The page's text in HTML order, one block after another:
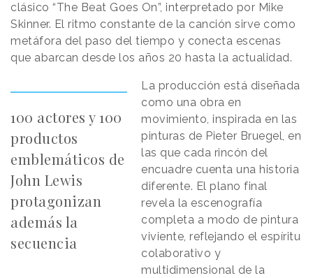
clásico “The Beat Goes On”, interpretado por Mike
Skinner. El ritmo constante de la canción sirve como
metáfora del paso del tiempo y conecta escenas
que abarcan desde los años 20 hasta la actualidad.
100 actores y 100
productos
emblemáticos de
John Lewis
protagonizan
además la
secuencia
La producción está diseñada
como una obra en
movimiento, inspirada en las
pinturas de Pieter Bruegel, en
las que cada rincón del
encuadre cuenta una historia
diferente. El plano final
revela la escenografía
completa a modo de pintura
viviente, reflejando el espíritu
colaborativo y
multidimensional de la